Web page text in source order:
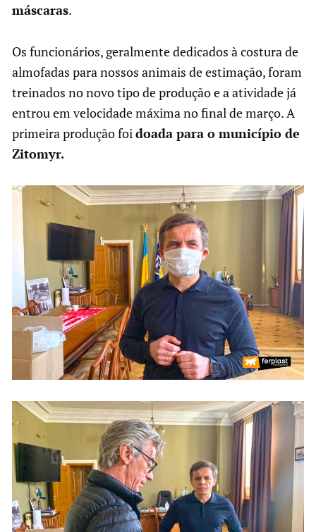
máscaras.
Os funcionários, geralmente dedicados à costura de
almofadas para nossos animais de estimação, foram
treinados no novo tipo de produção e a atividade já
entrou em velocidade máxima no final de março. A
primeira produção foidoada para o município de
Zitomyr.